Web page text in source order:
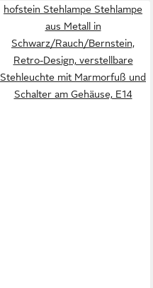
hofstein Stehlampe Stehlampe
aus Metall in
Schwarz/Rauch/Bernstein,
Retro-Design, verstellbare
Stehleuchte mit Marmorfuß und
Schalter am Gehäuse, E14